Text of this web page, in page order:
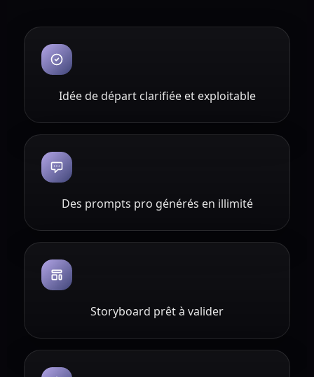
Idée de départ clarifiée et exploitable
Des prompts pro générés en illimité
Storyboard prêt à valider